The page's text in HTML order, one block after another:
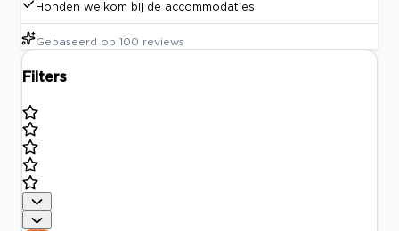
Honden welkom bij de accommodaties
Gebaseerd op 100 reviews
Filters